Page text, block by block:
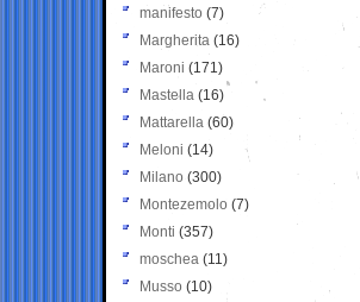
manifesto (7)
Margherita (16)
Maroni (171)
Mastella (16)
Mattarella (60)
Meloni (14)
Milano (300)
Montezemolo (7)
Monti (357)
moschea (11)
Musso (10)